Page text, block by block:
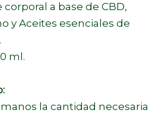
a base de CBD,
y Aceites esenciales de
ml.
la cantidad necesaria